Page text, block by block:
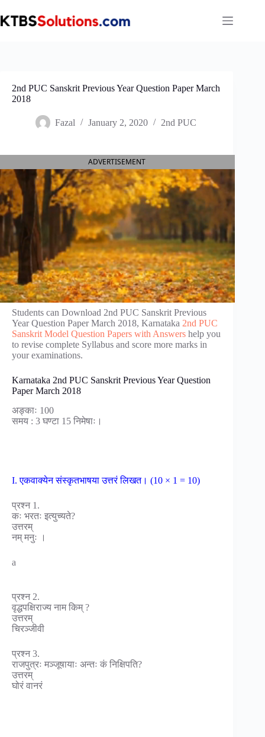
to
content
2nd PUC Sanskrit Previous Year Question Paper March
2018
Fazal January 2, 2020 2nd PUC
ADVERTISEMENT
Students can Download 2nd PUC Sanskrit Previous
Year Question Paper March 2018, Karnataka 2nd PUC
Sanskrit Model Question Papers with Answers help you
to revise complete Syllabus and score more marks in
your examinations.
Karnataka 2nd PUC Sanskrit Previous Year Question
Paper March 2018
अङ्काः 100
समय : 3 घण्टा 15 निमेषाः।
I. एकवाक्येन संस्कृतभाषया उत्तरं लिखत। (10 × 1 = 10)
प्रश्न 1.
कः भरतः इत्युच्यते?
उत्तरम्
नम् मनुः ।
a
प्रश्न 2.
वृद्धपक्षिराज्य नाम किम् ?
उत्तरम्
चिरञ्जीवी
प्रश्न 3.
राजपुत्रः मञ्जूषायाः अन्तः कं निक्षिपति?
उत्तरम्
घोरं वानरं